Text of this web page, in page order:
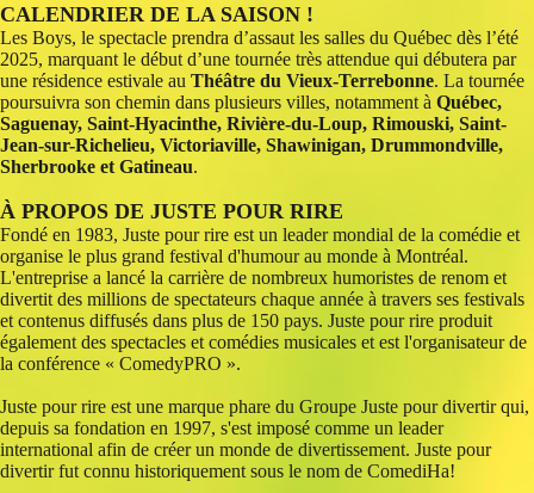
CALENDRIER DE LA SAISON !
Les Boys, le spectacle prendra d’assaut les salles du Québec dès l’été
2025, marquant le début d’une tournée très attendue qui débutera par
une résidence estivale au Théâtre du Vieux-Terrebonne. La tournée
poursuivra son chemin dans plusieurs villes, notamment à Québec,
Saguenay, Saint-Hyacinthe, Rivière-du-Loup, Rimouski, Saint-
Jean-sur-Richelieu, Victoriaville, Shawinigan, Drummondville,
Sherbrooke et Gatineau.
À PROPOS DE JUSTE POUR RIRE
Fondé en 1983, Juste pour rire est un leader mondial de la comédie et
organise le plus grand festival d'humour au monde à Montréal.
L'entreprise a lancé la carrière de nombreux humoristes de renom et
divertit des millions de spectateurs chaque année à travers ses festivals
et contenus diffusés dans plus de 150 pays. Juste pour rire produit
également des spectacles et comédies musicales et est l'organisateur de
la conférence « ComedyPRO ».
Juste pour rire est une marque phare du Groupe Juste pour divertir qui,
depuis sa fondation en 1997, s'est imposé comme un leader
international afin de créer un monde de divertissement. Juste pour
divertir fut connu historiquement sous le nom de ComediHa!